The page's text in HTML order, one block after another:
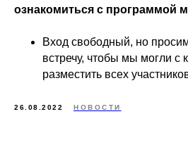
ознакомиться с программой
Вход свободный, но
встречу, чтобы мы могли с
разместить всех
26.08.2022 НОВОСТИ